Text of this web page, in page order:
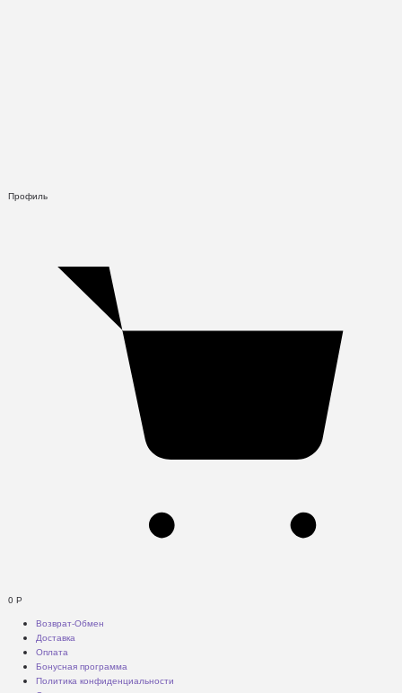
Профиль
0 Р
Возврат-Обмен
Доставка
Оплата
Бонусная программа
Политика конфиденциальности